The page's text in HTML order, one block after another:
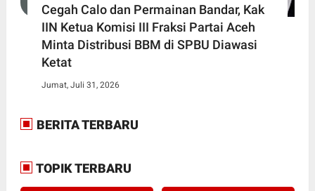
Cegah Calo dan Permainan Bandar, Kak
IIN Ketua Komisi III Fraksi Partai Aceh
Minta Distribusi BBM di SPBU Diawasi
Ketat
Jumat, Juli 31, 2026
BERITA TERBARU
TOPIK TERBARU